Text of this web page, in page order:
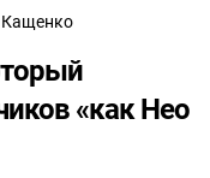
Кащенко
«как Нео